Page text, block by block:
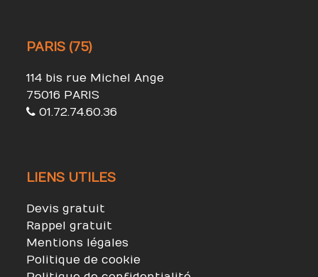
PARIS (75)
114 bis rue Michel Ange
75016 PARIS
01.72.74.60.36
LIENS UTILES
Devis gratuit
Rappel gratuit
Mentions légales
Politique de cookie